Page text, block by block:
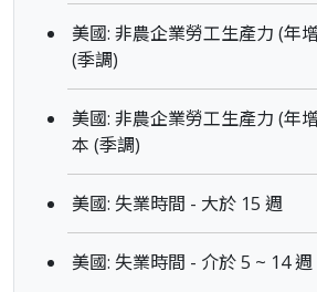
美國: 非農企業勞工生產力 (年
(季調)
美國: 非農企業勞工生產力 (年
本 (季調)
美國: 失業時間 - 大於 15 週
美國: 失業時間 - 介於 5 ~ 14 週